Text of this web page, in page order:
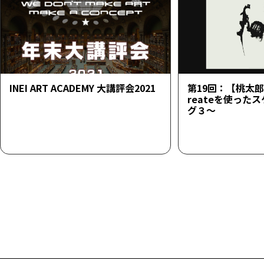
INEI ART ACADEMY 大講評会2021 第19回：【桃太
reateを使ったス
グ３～